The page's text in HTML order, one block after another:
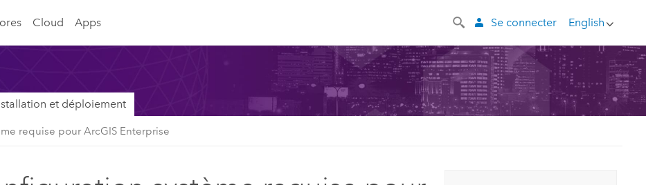
Cloud Apps English
Se connecter
et déploiement
requise pour ArcGIS Enterprise